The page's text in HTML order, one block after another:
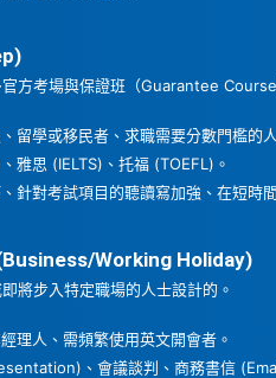
方考場與保證班（Guarantee Course
留學或移民者、求職需要分數門檻的
雅思 (IELTS)、托福 (TOEFL)。
針對考試項目的聽讀寫加強、在短時
Working Holiday)
將步入特定職場的人士設計的。
理人、需頻繁使用英文開會者。
、會議談判、商務書信